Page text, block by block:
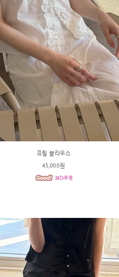
프릴 블라우스
45,000원